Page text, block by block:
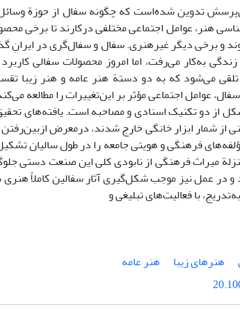
تدوین شده‌است که چگونه سفال از حوزة
هنر، عوامل اجتماعی مختلفی درکارند تا برخی
و برخی دیگر غیرهنری. سفال و سفال‌گری در
به‌کار می‌رفت، اما امروز محصولات سفالی
می‌شود که به دو دستة هنر عامه و هنر زیبا
عوامل اجتماعی مؤثر بر این‌تغییرات را مطالعه
از دو تکنیک اسنادی و مصاحبه است. یافته‌های
از شمار ابزار خانگی خارج شدند، درمعرض
فرهنگی و هویتی جامعه را در طول سالیان
میراث فرهنگی از نابودی کلی این صنعت دستی
و در عمل نیز موجب شکل‌گیری آثار سفالین کاملاً
با فعالیت‌های تبلیغی و
هنرهای زیبا
هنر عامه